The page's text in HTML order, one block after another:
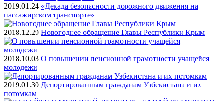
2019.01.24 «Декада безопасности дорожного движения на
пассажирском транспорте»
2018.12.29 Новогоднее обращение Главы Республики Крым
2018.10.03 О повышении пенсионной грамотности учащейся
молодежи
2019.01.30 Депортированным гражданам Узбекистана и их
потомкам